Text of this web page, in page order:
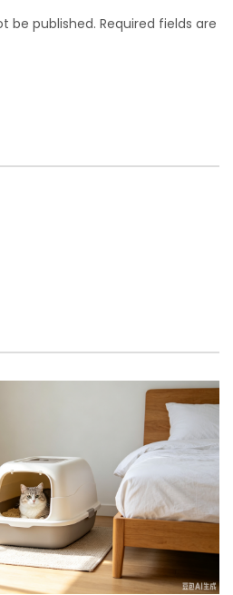
be published. Required fields are